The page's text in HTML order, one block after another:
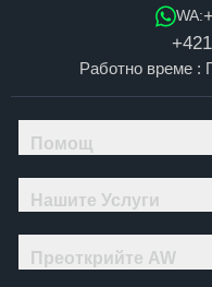
WA:
Работно време :
Помощ
Нашите Услуги
Преоткрийте AW